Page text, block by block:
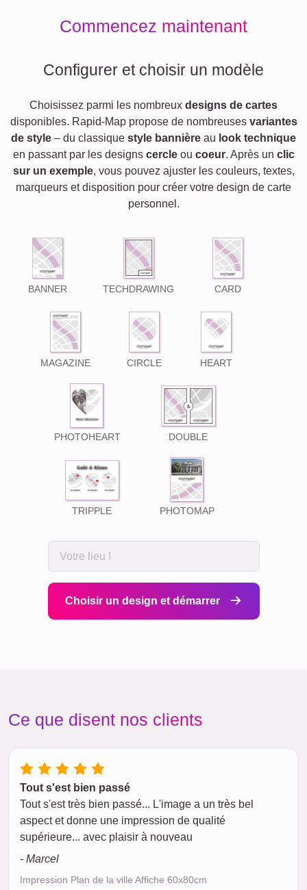
Commencez maintenant
Configurer et choisir un modèle
Choisissez parmi les nombreux designs de cartes
disponibles. Rapid-Map propose de nombreuses variantes
de style – du classique style bannière au look technique
en passant par les designs cercleou coeur. Après un clic
sur un exemple, vous pouvez ajuster les couleurs, textes,
marqueurs et disposition pour créer votre design de carte
personnel.
BANNER TECHDRAWING CARD
MAGAZINE CIRCLE HEART
PHOTOHEART DOUBLE
TRIPPLE PHOTOMAP
Choisir un design et démarrer
Ce que disent nos clients
Tout s'est bien passé
Tout s'est très bien passé... L'image a un très bel
aspect et donne une impression de qualité
supérieure... avec plaisir à nouveau
- Marcel
Impression Plan de la ville Affiche 60x80cm